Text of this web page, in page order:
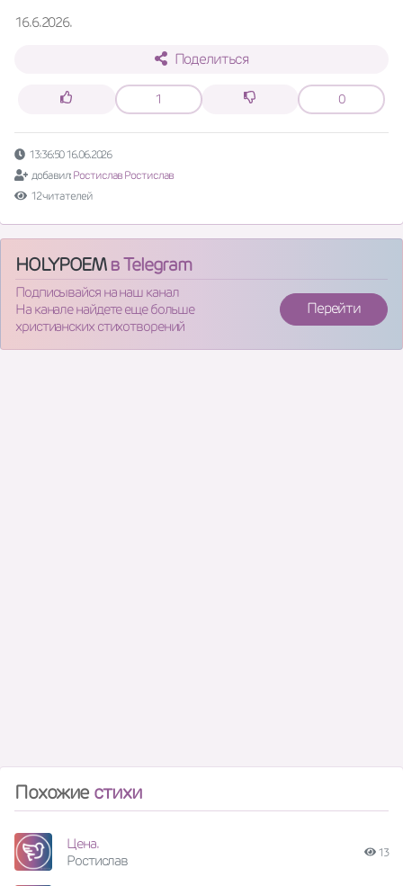
16.6.2026.
Поделиться
1 0
13:36:50 16.06.2026
добавил: Ростислав Ростислав
12 читателей
HOLYPOEMв Telegram
Подписывайся на наш канал
На канале найдете еще больше
христианских стихотворений
Перейти
Похожие стихи
Цена.
Ростислав
13